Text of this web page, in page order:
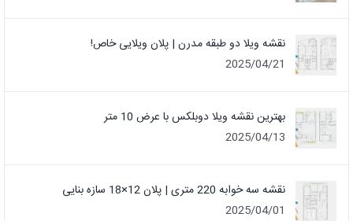
نقشه ویلا دو طبقه مدرن | پلان ویلایی خاص!
2025/04/21
بهترین نقشه ویلا دوبلکس با عرض 10 متر
2025/04/13
نقشه سه خوابه 220 متری | پلان 12×18 سازه بنایی
2025/04/01